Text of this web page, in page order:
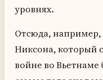
уровнях.
Отсюда,
Никсона, который
войне во Вьетнаме